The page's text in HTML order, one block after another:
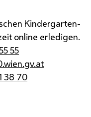
Kindergarten-
online erledigen.
55
38 70